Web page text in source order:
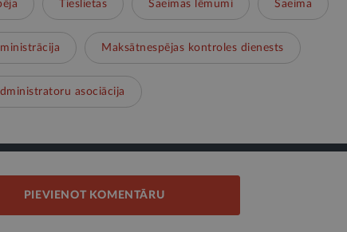
Tieslietas Saeimas lēmumi Saeima
Maksātnespējas kontroles dienests
asociācija
PIEVIENOT KOMENTĀRU